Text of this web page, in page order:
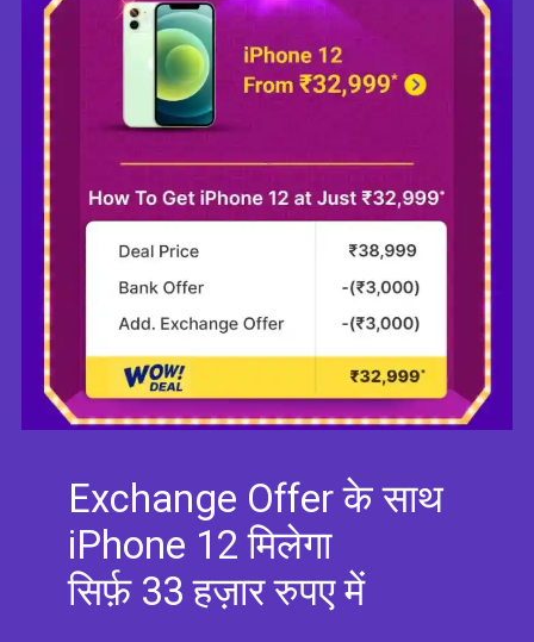
Exchange Offer के साथ
iPhone 12 मिलेगा
सिर्फ़ 33 हज़ार रुपए में